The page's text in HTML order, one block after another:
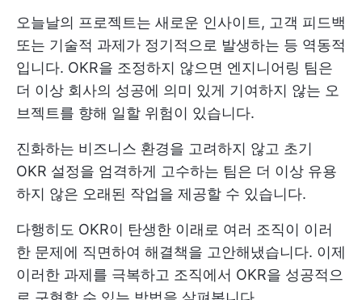
오늘날의 프로젝트는 새로운 인사이트, 고객 피드백
또는 기술적 과제가 정기적으로 발생하는 등 역동적
입니다. OKR을 조정하지 않으면 엔지니어링 팀은
더 이상 회사의 성공에 의미 있게 기여하지 않는 오
브젝트를 향해 일할 위험이 있습니다.
진화하는 비즈니스 환경을 고려하지 않고 초기
OKR 설정을 엄격하게 고수하는 팀은 더 이상 유용
하지 않은 오래된 작업을 제공할 수 있습니다.
다행히도 OKR이 탄생한 이래로 여러 조직이 이러
한 문제에 직면하여 해결책을 고안해냈습니다. 이제
이러한 과제를 극복하고 조직에서 OKR을 성공적으